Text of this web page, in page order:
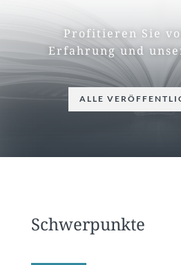
Profitieren Sie
Erfahrung und
ALLE
Schwerpunkte